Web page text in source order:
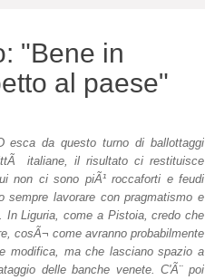
"Bene in
al paese"
esca da questo turno di ballottaggi
italiane, il risultato ci restituisce
non ci sono piÃ¹ roccaforti e feudi
sempre lavorare con pragmatismo e
Liguria, come a Pistoia, credo che
cosÃ¬ come avranno probabilmente
modifica, ma che lasciano spazio a
delle banche venete. C'Ã¨ poi